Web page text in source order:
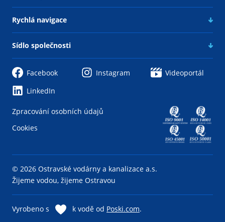
Rychlá navigace
Sídlo společnosti
Facebook Instagram
Videoportál
LinkedIn
Zpracování osobních údajů
Cookies
© 2026 Ostravské vodárny a kanalizace a.s.
Žijeme vodou, žijeme Ostravou
Vyrobeno s k vodě od Poski.com.